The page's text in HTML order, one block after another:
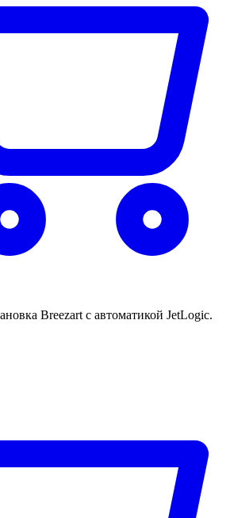
Breezart с автоматикой JetLogic.